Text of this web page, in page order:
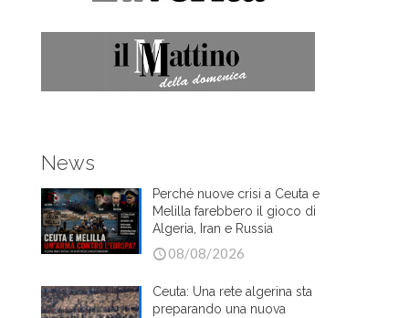
News
Perché nuove crisi a Ceuta e
Melilla farebbero il gioco di
Algeria, Iran e Russia
08/08/2026
Ceuta: Una rete algerina sta
preparando una nuova